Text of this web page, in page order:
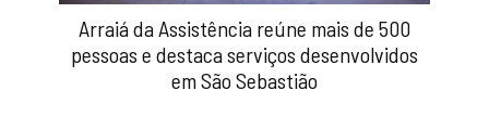
Arraiá da Assistência reúne mais de 500
pessoas e destaca serviços desenvolvidos
em São Sebastião